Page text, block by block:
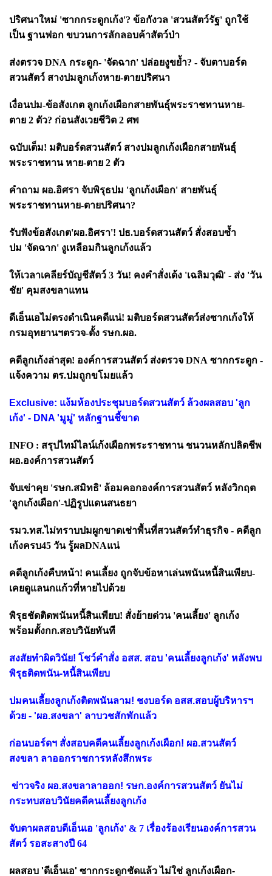
ปริศนาใหม่ 'ซากกระดูกเก้ง'? ข้อกังวล 'สวนสัตว์รัฐ' ถูกใช้
เป็น ฐานฟอก ขบวนการลักลอบค้าสัตว์ป่า
ส่งตรวจ DNA กระดูก- 'จัดฉาก' ปล่อยงูขย้ำ? - จับตาบอร์ด
สวนสัตว์ สางปมลูกเก้งหาย-ตายปริศนา
เงื่อนปม-ข้อสังเกต ลูกเก้งเผือกสายพันธุ์พระราชทานหาย-
ตาย 2 ตัว? ก่อนสังเวยชีวิต 2 ศพ
ฉบับเต็ม! มติบอร์ดสวนสัตว์ สางปมลูกเก้งเผือกสายพันธุ์
พระราชทาน หาย-ตาย 2 ตัว
คำถาม ผอ.อิศรา จับพิรุธปม 'ลูกเก้งเผือก' สายพันธุ์
พระราชทานหาย-ตายปริศนา?
รับฟังข้อสังเกต'ผอ.อิศรา'! ปธ.บอร์ดสวนสัตว์ สั่งสอบซ้ำ
ปม 'จัดฉาก' งูเหลือมกินลูกเก้งแล้ว
ให้เวลาเคลียร์บัญชีสัตว์ 3 วัน! คงคำสั่งเด้ง 'เฉลิมวุฒิ' - ส่ง 'วัน
ชัย' คุมสงขลาแทน
ดีเอ็นเอไม่ตรงดำเนินคดีแน่! มติบอร์ดสวนสัตว์ส่งซากเก้งให้
กรมอุทยานฯตรวจ-ตั้ง รษก.ผอ.
คดีลูกเก้งล่าสุด! องค์การสวนสัตว์ ส่งตรวจ DNA ซากกระดูก -
แจ้งความ ตร.ปมถูกขโมยแล้ว
Exclusive: แง้มห้องประชุมบอร์ดสวนสัตว์ ล้วงผลสอบ 'ลูก
เก้ง' - DNA 'มูมู่' หลักฐานชี้ขาด
INFO : สรุปไทม์ไลน์เก้งเผือกพระราชทาน ชนวนหลักปลิดชีพ
ผอ.องค์การสวนสัตว์
จับเข่าคุย 'รษก.สมิทธิ' ล้อมคอกองค์การสวนสัตว์ หลังวิกฤต
'ลูกเก้งเผือก'-ปฏิรูปแดนสนธยา
รมว.ทส.ไม่ทราบปมผูกขาดเช่าพื้นที่สวนสัตว์ทำธุรกิจ - คดีลูก
เก้งครบ45 วัน รู้ผลDNAแน่
คดีลูกเก้งคืบหน้า! คนเลี้ยง ถูกจับข้อหาเล่นพนันหนี้สินเพียบ-
เคยดูแลนกแก้วที่หายไปด้วย
พิรุธชัดติดพนันหนี้สินเพียบ! สั่งย้ายด่วน 'คนเลี้ยง' ลูกเก้ง
พร้อมตั้งกก.สอบวินัยทันที
สงสัยทำผิดวินัย! โชว์คำสั่ง อสส. สอบ 'คนเลี้ยงลูกเก้ง' หลังพบ
พิรุธติดพนัน-หนี้สินเพียบ
ปมคนเลี้ยงลูกเก้งติดพนันลาม! ชงบอร์ด อสส.สอบผู้บริหารฯ
ด้วย - 'ผอ.สงขลา' ลาบวชสักพักแล้ว
ก่อนบอร์ดฯ สั่งสอบคดีคนเลี้ยงลูกเก้งเผือก! ผอ.สวนสัตว์
สงขลา ลาออกราชการหลังสึกพระ
ข่าวจริง ผอ.สงขลาลาออก! รษก.องค์การสวนสัตว์ ยันไม่
กระทบสอบวินัยคดีคนเลี้ยงลูกเก้ง
จับตาผลสอบดีเอ็นเอ 'ลูกเก้ง' & 7 เรื่องร้องเรียนองค์การสวน
สัตว์ รอสะสางปี 64
ผลสอบ 'ดีเอ็นเอ' ซากกระดูกชัดแล้ว ไม่ใช่ ลูกเก้งเผือก-